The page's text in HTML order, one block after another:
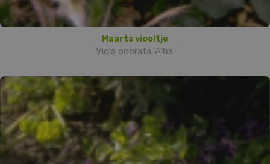
Maarts viooltje
Viola odorata 'Alba'